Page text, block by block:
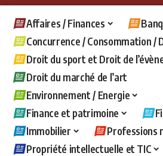
Affaires / Finances
Concurrence / Consommation /
Droit du sport et Droit de
Droit du marché de l’art
Environnement / Energie
Finance et patrimoine
Immobilier
Professions
Propriété intellectuelle et TIC